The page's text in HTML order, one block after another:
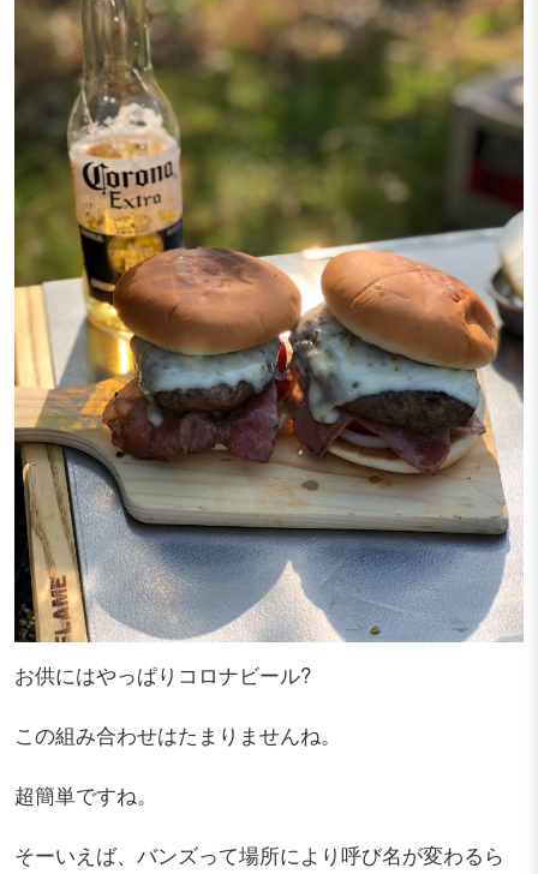
お供にはやっぱりコロナビール?
この組み合わせはたまりませんね。
超簡単ですね。
そーいえば、バンズって場所により呼び名が変わるら